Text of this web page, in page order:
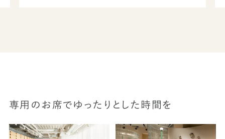
専用のお席でゆったりとした時間を